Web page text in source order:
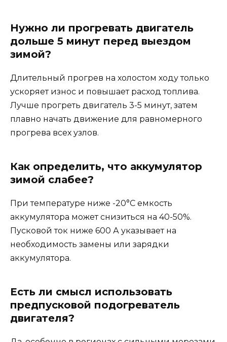
Нужно ли прогревать двигатель
дольше 5 минут перед выездом
зимой?
Длительный прогрев на холостом ходу только
ускоряет износ и повышает расход топлива.
Лучше прогреть двигатель 3-5 минут, затем
плавно начать движение для равномерного
прогрева всех узлов.
Как определить, что аккумулятор
зимой слабее?
При температуре ниже -20°C емкость
аккумулятора может снизиться на 40-50%.
Пусковой ток ниже 600 А указывает на
необходимость замены или зарядки
аккумулятора.
Есть ли смысл использовать
предпусковой подогреватель
двигателя?